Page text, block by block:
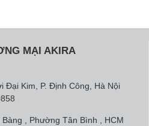
MẠI AKIRA
Đại Kim, P. Định Công, Hà Nội
Bàng , Phường Tân Bình , HCM